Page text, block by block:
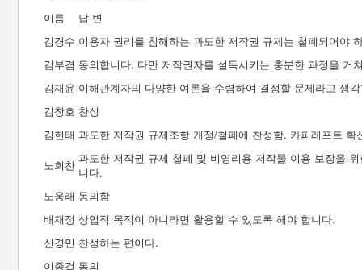
이름
답 변
김경수 이용자 권리를 침해하는 과도한 저작권 규제는 철폐되어야
김부겸 동의합니다. 다만 저작권자를 설득시키는 충분한 과정을 거
김재윤 이해관계자의 다양한 여론을 수렴하여 결정할 문제라고 생
김창호 찬성
김헌태 과도한 저작권 규제조항 개정/철폐에 찬성함. 카피레프트
노회찬 과도한 저작권 규제 철폐 및 비영리용 저작물 이용 보장을
니다.
노웅래 동의함
배재정 상업적 목적이 아니라면 활용할 수 있도록 해야 합니다.
신경민 찬성하는 편이다.
이종걸 동의